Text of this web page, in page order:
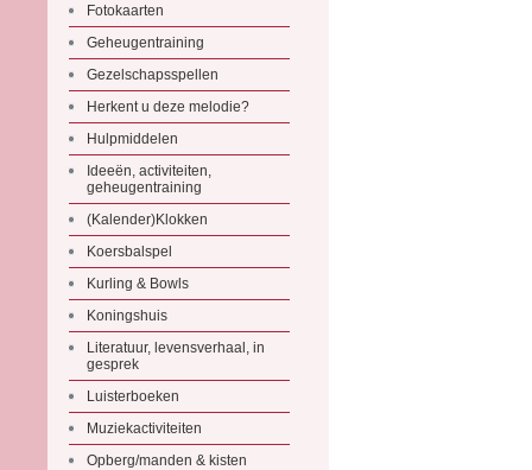
Fotokaarten
Geheugentraining
Gezelschapsspellen
Herkent u deze melodie?
Hulpmiddelen
Ideeën, activiteiten,
geheugentraining
(Kalender)Klokken
Koersbalspel
Kurling & Bowls
Koningshuis
Literatuur, levensverhaal, in
gesprek
Luisterboeken
Muziekactiviteiten
Opberg/manden & kisten